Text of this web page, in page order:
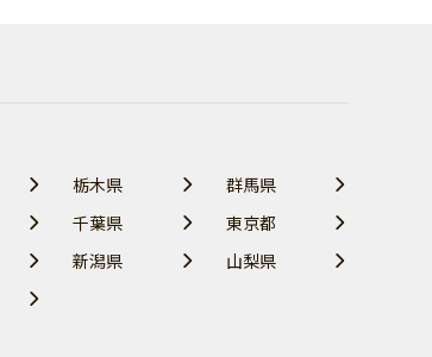
栃木県
群馬県
千葉県
東京都
新潟県
山梨県